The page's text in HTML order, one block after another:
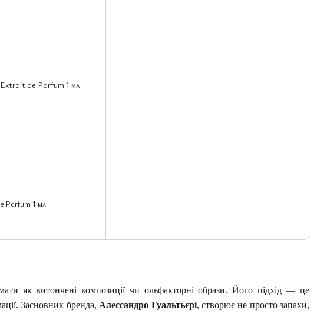
як витончені композиції чи ольфакторні образи. Його підхід — це
Засновник бренда, Алессандро Гуальтьєрі, створює не просто запахи,
Parfum 1 мл